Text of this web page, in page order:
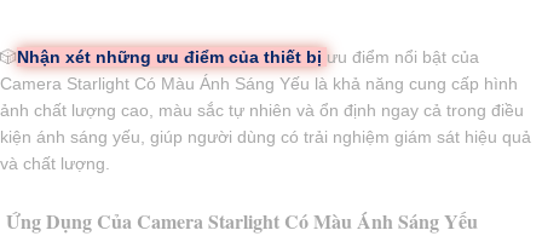
🎲Nhận xét những ưu điểm của thiết bị ưu điểm nổi bật của
Camera Starlight Có Màu Ánh Sáng Yếu là khả năng cung cấp hình
ảnh chất lượng cao, màu sắc tự nhiên và ổn định ngay cả trong điều
kiện ánh sáng yếu, giúp người dùng có trải nghiệm giám sát hiệu quả
và chất lượng.
Ứng Dụng Của Camera Starlight Có Màu Ánh Sáng Yếu